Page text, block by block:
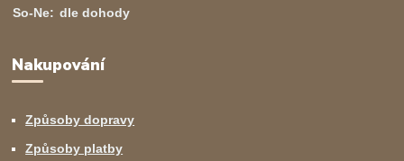
So-Ne: dle dohody
Nakupování
Způsoby dopravy
Způsoby platby